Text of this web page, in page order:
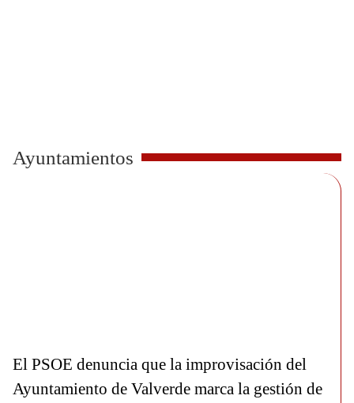
Ayuntamientos
El PSOE denuncia que la improvisación del
Ayuntamiento de Valverde marca la gestión de